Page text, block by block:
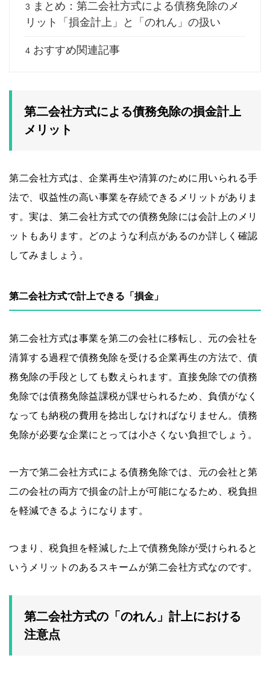
3
まとめ：第二会社方式による債務免除のメ
リット「損金計上」と「のれん」の扱い
4 おすすめ関連記事
第二会社方式による債務免除の損金計上
メリット
第二会社方式は、企業再生や清算のために用いられる手
法で、収益性の高い事業を存続できるメリットがありま
す。実は、第二会社方式での債務免除には会計上のメリ
ットもあります。どのような利点があるのか詳しく確認
してみましょう。
第二会社方式で計上できる「損金」
第二会社方式は事業を第二の会社に移転し、元の会社を
清算する過程で債務免除を受ける企業再生の方法で、債
務免除の手段としても数えられます。直接免除での債務
免除では債務免除益課税が課せられるため、負債がなく
なっても納税の費用を捻出しなければなりません。債務
免除が必要な企業にとっては小さくない負担でしょう。
一方で第二会社方式による債務免除では、元の会社と第
二の会社の両方で損金の計上が可能になるため、税負担
を軽減できるようになります。
つまり、税負担を軽減した上で債務免除が受けられると
いうメリットのあるスキームが第二会社方式なのです。
第二会社方式の「のれん」計上における
注意点